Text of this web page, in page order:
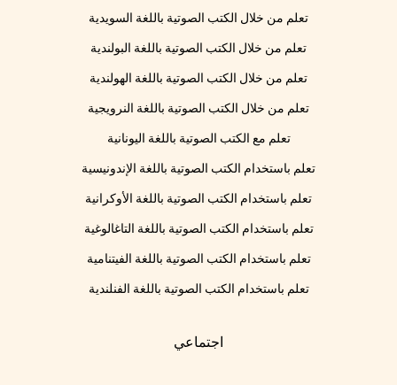
تعلم من خلال الكتب الصوتية باللغة السويدية
تعلم من خلال الكتب الصوتية باللغة البولندية
تعلم من خلال الكتب الصوتية باللغة الهولندية
تعلم من خلال الكتب الصوتية باللغة النرويجية
تعلم مع الكتب الصوتية باللغة اليونانية
تعلم باستخدام الكتب الصوتية باللغة الإندونيسية
تعلم باستخدام الكتب الصوتية باللغة الأوكرانية
تعلم باستخدام الكتب الصوتية باللغة التاغالوغية
تعلم باستخدام الكتب الصوتية باللغة الفيتنامية
تعلم باستخدام الكتب الصوتية باللغة الفنلندية
اجتماعي